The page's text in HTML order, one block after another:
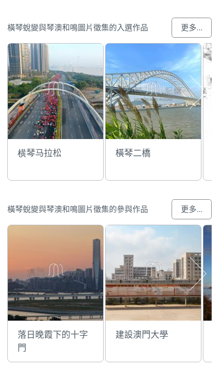
橫琴蛻變與琴澳和鳴圖片徵集的入選作品 更多...
横琴马拉松 橫琴二橋
橫琴蛻變與琴澳和鳴圖片徵集的參與作品 更多...
落日晚霞下的十字
門
建設澳門大學